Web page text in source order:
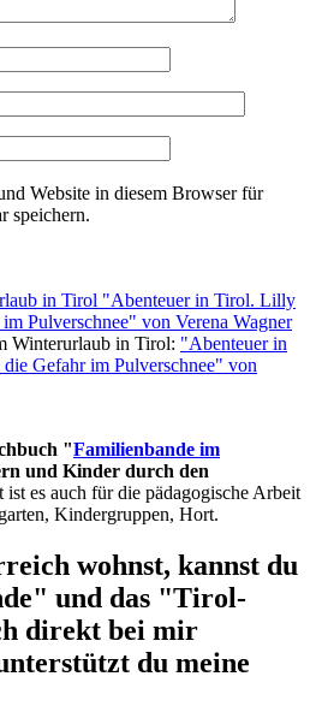
Website in diesem Browser für
speichern.
Winterurlaub in Tirol: "Abenteuer in
Gefahr im Pulverschnee" von
"Familienbande im
und Kinder durch den
ist es auch für die pädagogische Arbeit
Kindergruppen, Hort.
wohnst, kannst du
und das "Tirol-
direkt bei mir
du meine